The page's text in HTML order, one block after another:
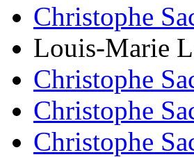
Christophe
Louis-Marie
Christophe
Christophe
Christophe